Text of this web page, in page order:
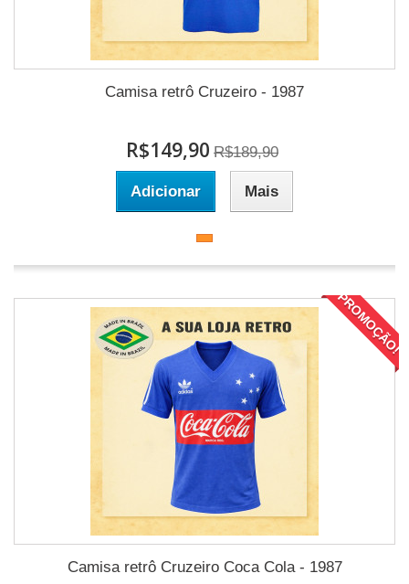
Camisa retrô Cruzeiro - 1987
R$149,90 R$189,90
Adicionar Mais
PROMOÇÃO!
Camisa retrô Cruzeiro Coca Cola - 1987